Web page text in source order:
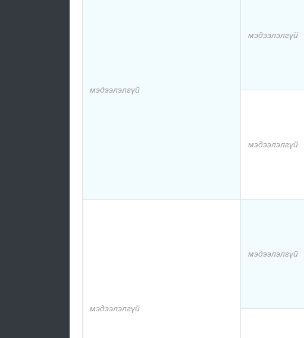
мэдээлэлгүй
мэдээлэлгүй
мэдээлэлгүй
мэдээлэлгүй
мэдээлэлгүй